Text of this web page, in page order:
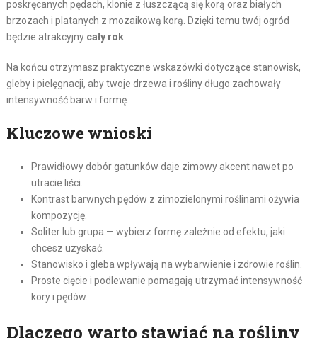
poskręcanych pędach, klonie z łuszczącą się korą oraz białych
brzozach i platanych z mozaikową korą. Dzięki temu twój ogród
będzie atrakcyjny cały rok.
Na końcu otrzymasz praktyczne wskazówki dotyczące stanowisk,
gleby i pielęgnacji, aby twoje drzewa i rośliny długo zachowały
intensywność barw i formę.
Kluczowe wnioski
Prawidłowy dobór gatunków daje zimowy akcent nawet po
utracie liści.
Kontrast barwnych pędów z zimozielonymi roślinami ożywia
kompozycję.
Soliter lub grupa — wybierz formę zależnie od efektu, jaki
chcesz uzyskać.
Stanowisko i gleba wpływają na wybarwienie i zdrowie roślin.
Proste cięcie i podlewanie pomagają utrzymać intensywność
kory i pędów.
Dlaczego warto stawiać na rośliny